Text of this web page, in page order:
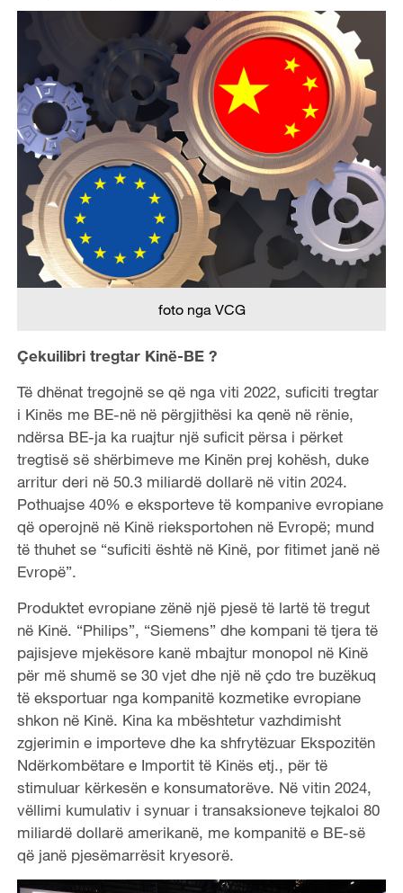
foto nga VCG
Çekuilibri tregtar Kinë-BE ?
Të dhënat tregojnë se që nga viti 2022, suficiti tregtar
i Kinës me BE-në në përgjithësi ka qenë në rënie,
ndërsa BE-ja ka ruajtur një suficit përsa i përket
tregtisë së shërbimeve me Kinën prej kohësh, duke
arritur deri në 50.3 miliardë dollarë në vitin 2024.
Pothuajse 40% e eksporteve të kompanive evropiane
që operojnë në Kinë rieksportohen në Evropë; mund
të thuhet se “suficiti është në Kinë, por fitimet janë në
Evropë”.
Produktet evropiane zënë një pjesë të lartë të tregut
në Kinë. “Philips”, “Siemens” dhe kompani të tjera të
pajisjeve mjekësore kanë mbajtur monopol në Kinë
për më shumë se 30 vjet dhe një në çdo tre buzëkuq
të eksportuar nga kompanitë kozmetike evropiane
shkon në Kinë. Kina ka mbështetur vazhdimisht
zgjerimin e importeve dhe ka shfrytëzuar Ekspozitën
Ndërkombëtare e Importit të Kinës etj., për të
stimuluar kërkesën e konsumatorëve. Në vitin 2024,
vëllimi kumulativ i synuar i transaksioneve tejkaloi 80
miliardë dollarë amerikanë, me kompanitë e BE-së
që janë pjesëmarrësit kryesorë.